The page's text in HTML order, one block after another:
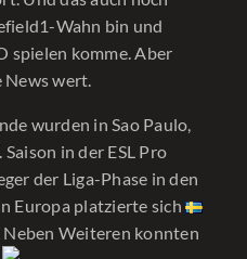
Wahn bin und
spielen komme. Aber
News wert.
wurden in Sao Paulo,
in der ESL Pro
der Liga-Phase in den
Europa platzierte sich
Weiteren konnten